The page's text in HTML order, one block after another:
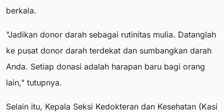
berkala.
"Jadikan donor darah sebagai rutinitas mulia. Datanglah
ke pusat donor darah terdekat dan sumbangkan darah
Anda. Setiap donasi adalah harapan baru bagi orang
lain," tutupnya.
Selain itu, Kepala Seksi Kedokteran dan Kesehatan (Kasi